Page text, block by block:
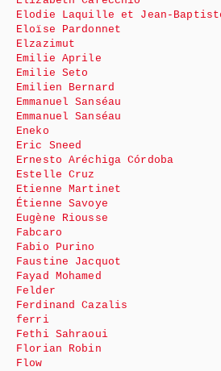
Elodie Laquille et Jean-
Eloïse Pardonnet
Elzazimut
Emilie Aprile
Emilie Seto
Emilien Bernard
Emmanuel Sanséau
Emmanuel Sanséau
Eneko
Eric Sneed
Ernesto Aréchiga Córdoba
Estelle Cruz
Etienne Martinet
Étienne Savoye
Eugène Riousse
Fabcaro
Fabio Purino
Faustine Jacquot
Fayad Mohamed
Felder
Ferdinand Cazalis
ferri
Fethi Sahraoui
Florian Robin
Flow